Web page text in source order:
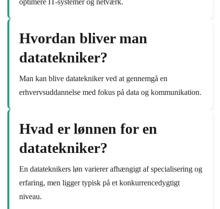
Hvordan bliver man
datatekniker?
Man kan blive datatekniker ved at gennemgå en
erhvervsuddannelse med fokus på data og kommunikation.
Hvad er lønnen for en
datatekniker?
En datateknikers løn varierer afhængigt af specialisering og
erfaring, men ligger typisk på et konkurrencedygtigt
niveau.